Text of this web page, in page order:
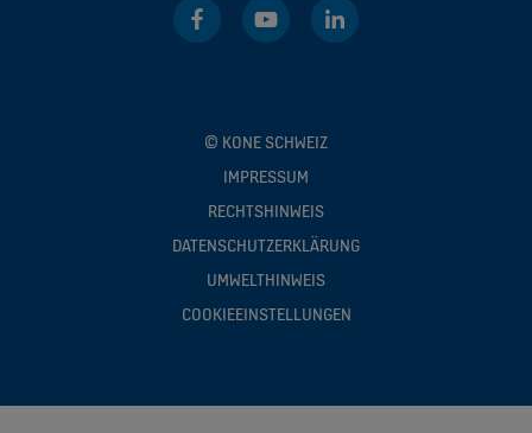
© KONE SCHWEIZ
IMPRESSUM
RECHTSHINWEIS
DATENSCHUTZERKLÄRUNG
UMWELTHINWEIS
COOKIEEINSTELLUNGEN